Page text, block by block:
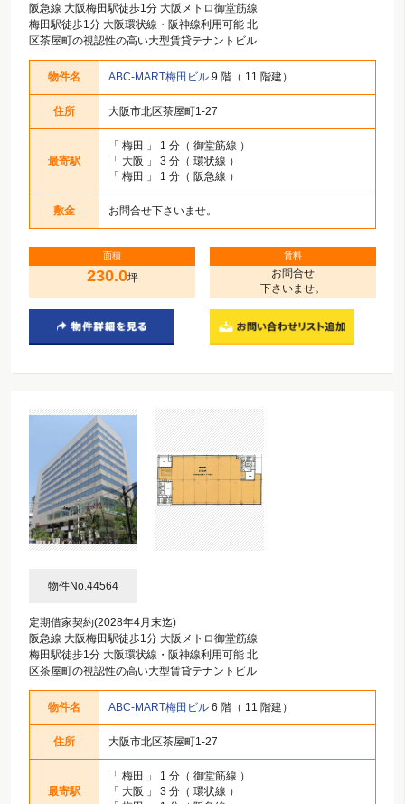
阪急線 大阪梅田駅徒歩1分 大阪メトロ御堂筋線
梅田駅徒歩1分 大阪環状線・阪神線利用可能 北
区茶屋町の視認性の高い大型賃貸テナントビル
物件名 ABC-MART梅田ビル 9 階（ 11 階建）
住所 大阪市北区茶屋町1-27
最寄駅
「 梅田
」 1 分（ 御堂筋線 ）
「 大阪
」 3 分（ 環状線 ）
「 梅田 」 1 分（ 阪急線 ）
敷金 お問合せ下さいませ。
面積
230.0坪
賃料
お問合せ
下さいませ。
物件No.44564
定期借家契約(2028年4月末迄)
阪急線 大阪梅田駅徒歩1分 大阪メトロ御堂筋線
梅田駅徒歩1分 大阪環状線・阪神線利用可能 北
区茶屋町の視認性の高い大型賃貸テナントビル
物件名 ABC-MART梅田ビル 6 階（ 11 階建）
住所 大阪市北区茶屋町1-27
最寄駅
「 梅田
」 1 分（ 御堂筋線 ）
「 大阪
」 3 分（ 環状線 ）